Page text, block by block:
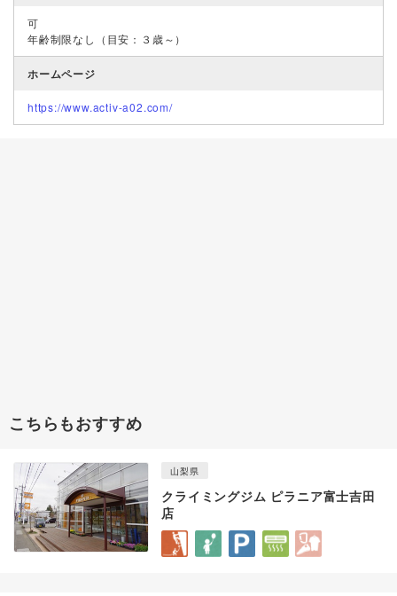
可
年齢制限なし（目安：３歳～）
ホームページ
https://www.activ-a02.com/
こちらもおすすめ
山梨県
クライミングジム ピラニア富士吉田
店